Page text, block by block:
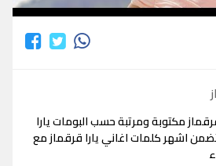
اغاني يارا قرقماز
مكتوبة ومرتبة حسب البومات يارا
اشهر كلمات اغاني يارا قرقماز مع